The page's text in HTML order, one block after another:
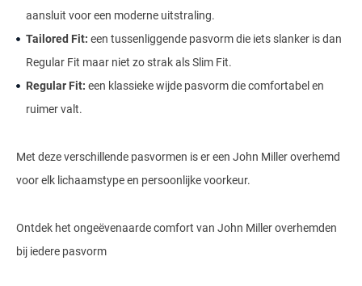
aansluit voor een moderne uitstraling.
Tailored Fit: een tussenliggende pasvorm die iets slanker is dan
Regular Fit maar niet zo strak als Slim Fit.
Regular Fit: een klassieke wijde pasvorm die comfortabel en
ruimer valt.
Met deze verschillende pasvormen is er een John Miller overhemd
voor elk lichaamstype en persoonlijke voorkeur.
Ontdek het ongeëvenaarde comfort van John Miller overhemden
bij iedere pasvorm